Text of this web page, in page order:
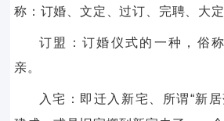
称：订婚、文定、过订、完聘、大定
订盟：订婚仪式的一种，俗
亲。
入宅：即迁入新宅、所谓“新